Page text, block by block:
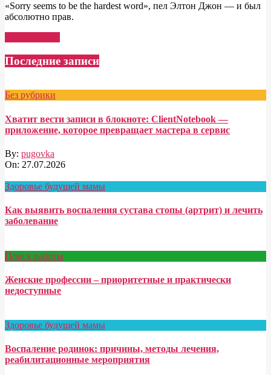
«Sorry seems to be the hardest word», пел Элтон Джон — и был
абсолютно прав.
Последние записи
Без рубрики
Хватит вести записи в блокноте: ClientNotebook —
приложение, которое превращает мастера в сервис
By: pugovka
On: 27.07.2026
Здоровье будущей мамы
Как выявить воспаления сустава стопы (артрит) и лечить
заболевание
Поиск работы
Женские профессии – приоритетные и практически
недоступные
Здоровье будущей мамы
Воспаление родинок: причины, методы лечения,
реабилитационные мероприятия